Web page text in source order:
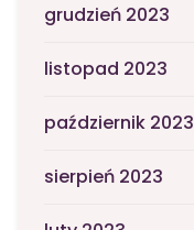
grudzień 2023
listopad 2023
październik 2023
sierpień 2023